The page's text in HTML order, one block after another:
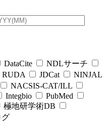
DataCite
NDLサーチ
RUDA JDCat
NINJAL
NACSIS-CAT/ILL
Integbio
PubMed
極地研学術DB
グ